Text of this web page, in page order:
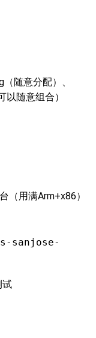
随意分配）、
随意组合）
（用满Arm+x86）
sanjose-
试